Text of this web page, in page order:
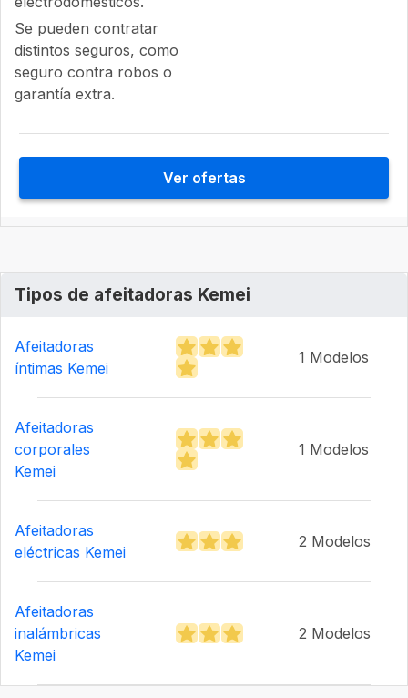
Se pueden contratar
distintos seguros, como
seguro contra robos o
garantía extra.
Ver ofertas
Tipos de afeitadoras Kemei
Afeitadoras
íntimas Kemei
1 Modelos
Afeitadoras
corporales
Kemei
1 Modelos
Afeitadoras
eléctricas Kemei
2 Modelos
Afeitadoras
inalámbricas
Kemei
2 Modelos